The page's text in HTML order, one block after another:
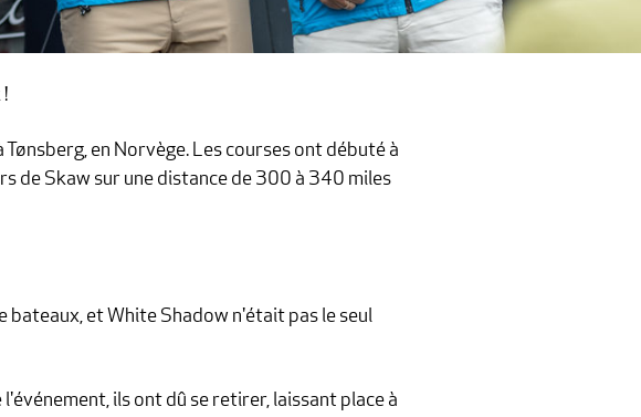
en Norvège. Les courses ont débuté à
de Skaw sur une distance de 300 à 340 miles
bateaux, et White Shadow n'était pas le seul
ils ont dû se retirer, laissant place à